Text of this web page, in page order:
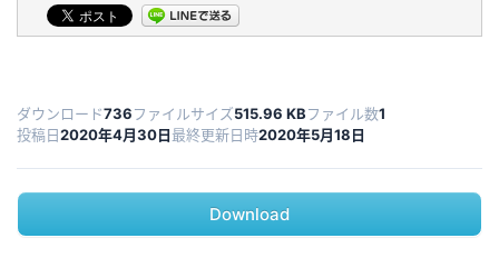
ダウンロード736ファイルサイズ515.96 KBファイル数1
投稿日2020年4月30日最終更新日時2020年5月18日
Download